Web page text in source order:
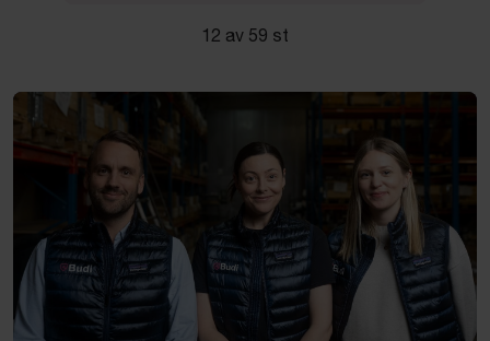
12 av 59 st